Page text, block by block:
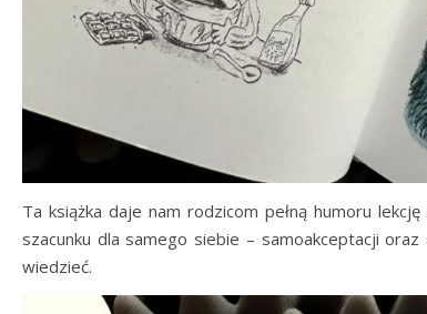
Ta książka daje nam rodzicom pełną humoru
szacunku dla samego siebie – samoakceptacji
wiedzieć.